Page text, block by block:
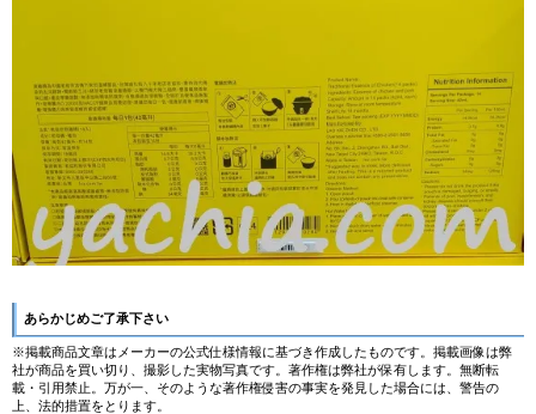
あらかじめご了承下さい
※掲載商品文章はメーカーの公式仕様情報に基づき作成したものです。掲載画像は弊
社が商品を買い切り、撮影した実物写真です。著作権は弊社が保有します。無断転
載・引用禁止。万が一、そのような著作権侵害の事実を発見した場合には、警告の
上、法的措置をとります。